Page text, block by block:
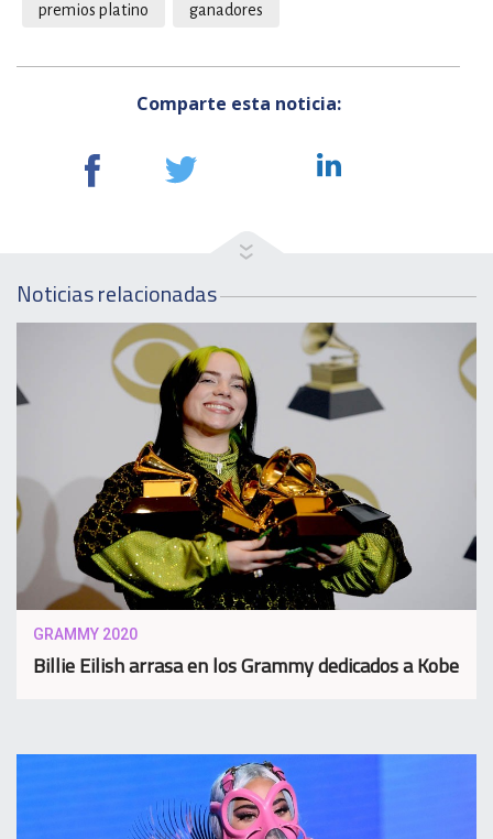
premios platino ganadores
Comparte esta noticia:
Noticias relacionadas
GRAMMY 2020
Billie Eilish arrasa en los Grammy dedicados a Kobe